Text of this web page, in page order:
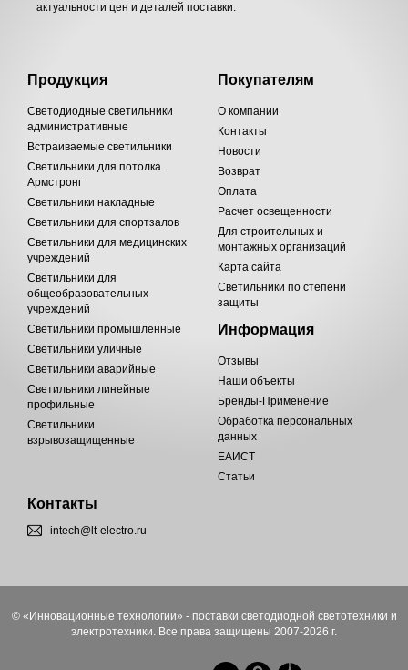
актуальности цен и деталей поставки.
Продукция
Светодиодные светильники
административные
Встраиваемые светильники
Светильники для потолка
Армстронг
Светильники накладные
Светильники для спортзалов
Светильники для медицинских
учреждений
Светильники для
общеобразовательных
учреждений
Светильники промышленные
Светильники уличные
Светильники аварийные
Светильники линейные
профильные
Светильники
взрывозащищенные
Покупателям
О компании
Контакты
Новости
Возврат
Оплата
Расчет освещенности
Для строительных и
монтажных организаций
Карта сайта
Светильники по степени
защиты
Информация
Отзывы
Наши объекты
Бренды-Применение
Обработка персональных
данных
ЕАИСТ
Статьи
Контакты
intech@lt-electro.ru
© «Инновационные технологии» - поставки светодиодной светотехники и
электротехники. Все права защищены 2007-2026 г.